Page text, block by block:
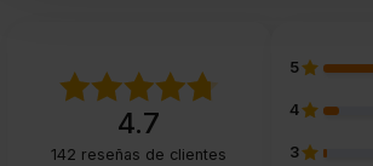
4.7
142 reseñas de clientes
5
4
3